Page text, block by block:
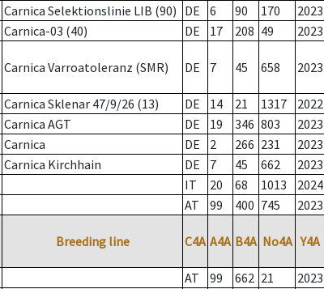
Carnica Selektionslinie LIB (90) DE 6 90 170 2023
Carnica-03 (40) DE 17 208 49 2023
Carnica Varroatoleranz (SMR) DE 7 45 658 2023
Carnica Sklenar 47/9/26 (13) DE 14 21 1317 2022
Carnica AGT DE 19 346 803 2023
Carnica DE 2 266 231 2023
Carnica Kirchhain DE 7 45 662 2023
IT 20 68 1013 2024
AT 99 400 745 2023
Breeding line C4A A4A B4A No4A Y4A
AT 99 662 21 2023